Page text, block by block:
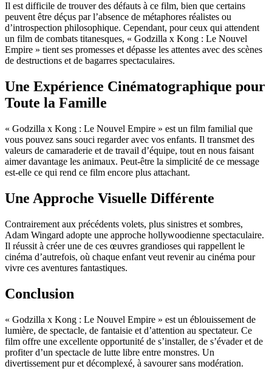
Il est difficile de trouver des défauts à ce film, bien que certains
peuvent être déçus par l’absence de métaphores réalistes ou
d’introspection philosophique. Cependant, pour ceux qui attendent
un film de combats titanesques, « Godzilla x Kong : Le Nouvel
Empire » tient ses promesses et dépasse les attentes avec des scènes
de destructions et de bagarres spectaculaires.
Une Expérience Cinématographique pour
Toute la Famille
« Godzilla x Kong : Le Nouvel Empire » est un film familial que
vous pouvez sans souci regarder avec vos enfants. Il transmet des
valeurs de camaraderie et de travail d’équipe, tout en nous faisant
aimer davantage les animaux. Peut-être la simplicité de ce message
est-elle ce qui rend ce film encore plus attachant.
Une Approche Visuelle Différente
Contrairement aux précédents volets, plus sinistres et sombres,
Adam Wingard adopte une approche hollywoodienne spectaculaire.
Il réussit à créer une de ces œuvres grandioses qui rappellent le
cinéma d’autrefois, où chaque enfant veut revenir au cinéma pour
vivre ces aventures fantastiques.
Conclusion
« Godzilla x Kong : Le Nouvel Empire » est un éblouissement de
lumière, de spectacle, de fantaisie et d’attention au spectateur. Ce
film offre une excellente opportunité de s’installer, de s’évader et de
profiter d’un spectacle de lutte libre entre monstres. Un
divertissement pur et décomplexé, à savourer sans modération.